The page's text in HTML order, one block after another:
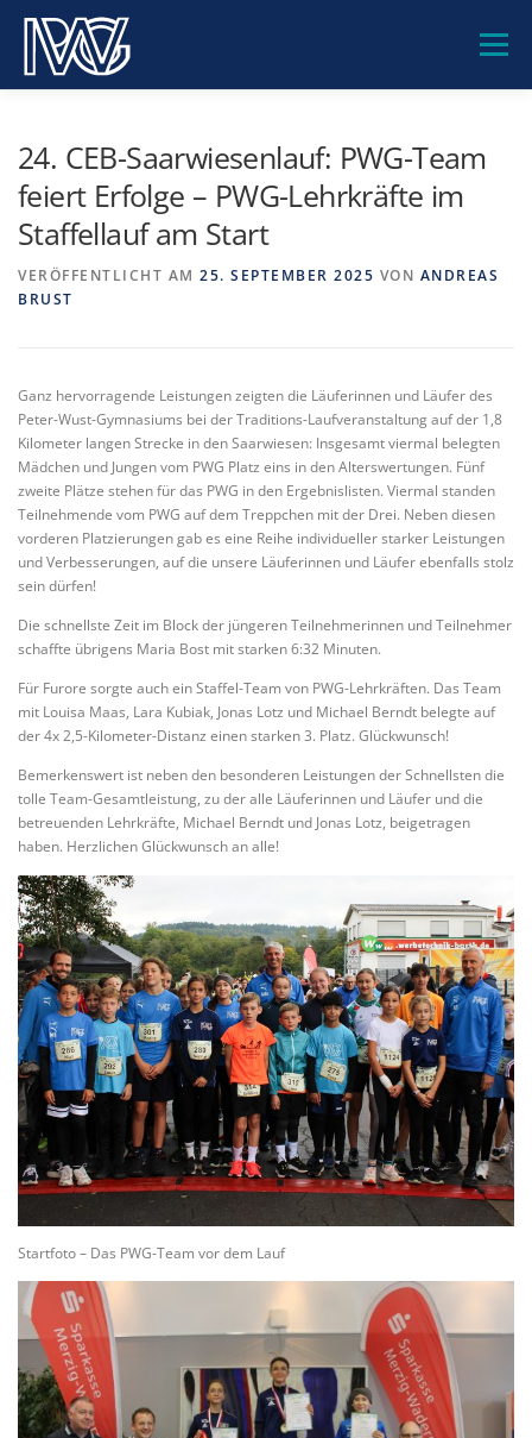
springen
Menü
BILDUNGSANGEBOTE BERATUNG
24. CEB-Saarwiesenlauf: PWG-Team
feiert Erfolge – PWG-Lehrkräfte im
Staffellauf am Start
VERÖFFENTLICHT AM 25. SEPTEMBER 2025 VON ANDREAS
BRUST
Ganz hervorragende Leistungen zeigten die Läuferinnen und Läufer des
Peter-Wust-Gymnasiums bei der Traditions-Laufveranstaltung auf der 1,8
Kilometer langen Strecke in den Saarwiesen: Insgesamt viermal belegten
Mädchen und Jungen vom PWG Platz eins in den Alterswertungen. Fünf
zweite Plätze stehen für das PWG in den Ergebnislisten. Viermal standen
Teilnehmende vom PWG auf dem Treppchen mit der Drei. Neben diesen
vorderen Platzierungen gab es eine Reihe individueller starker Leistungen
und Verbesserungen, auf die unsere Läuferinnen und Läufer ebenfalls stolz
sein dürfen!
Die schnellste Zeit im Block der jüngeren Teilnehmerinnen und Teilnehmer
schaffte übrigens Maria Bost mit starken 6:32 Minuten.
Für Furore sorgte auch ein Staffel-Team von PWG-Lehrkräften. Das Team
mit Louisa Maas, Lara Kubiak, Jonas Lotz und Michael Berndt belegte auf
der 4x 2,5-Kilometer-Distanz einen starken 3. Platz. Glückwunsch!
Bemerkenswert ist neben den besonderen Leistungen der Schnellsten die
tolle Team-Gesamtleistung, zu der alle Läuferinnen und Läufer und die
betreuenden Lehrkräfte, Michael Berndt und Jonas Lotz, beigetragen
haben. Herzlichen Glückwunsch an alle!
Startfoto – Das PWG-Team vor dem Lauf